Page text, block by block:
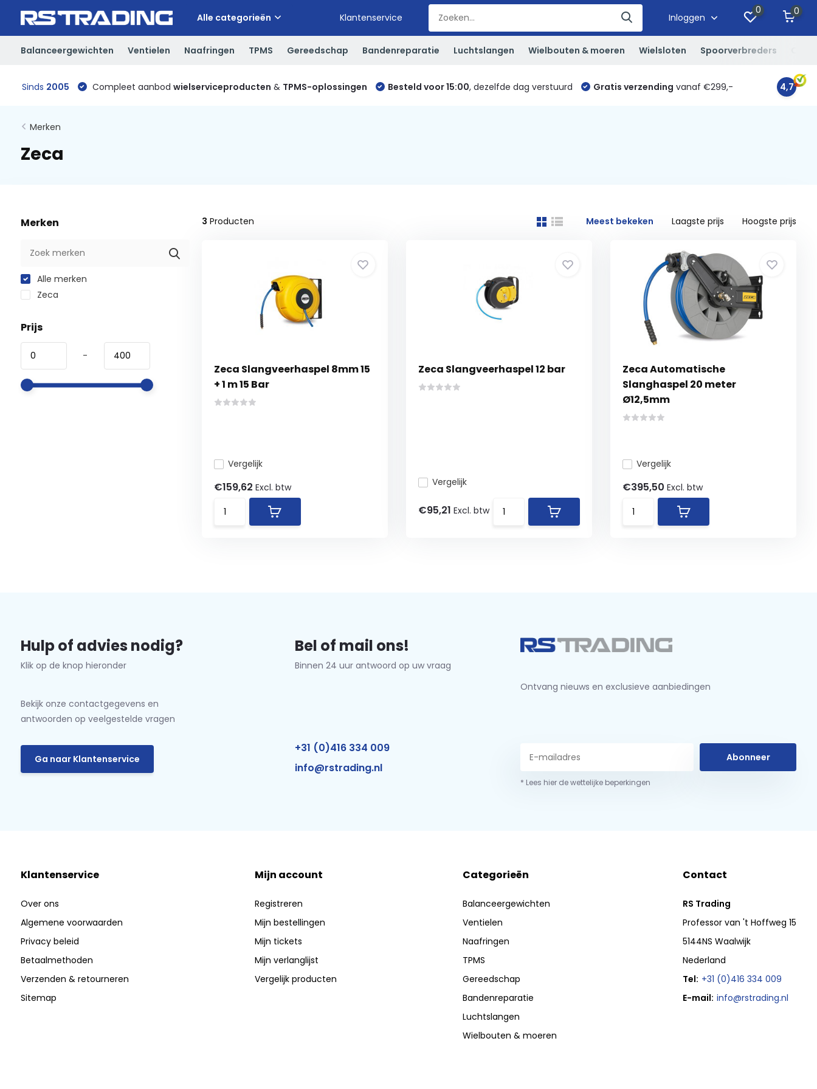
Alle categorieën Klantenservice Inloggen
0 0
Balanceergewichten Ventielen Naafringen TPMS Gereedschap Bandenreparatie Luchtslangen Wielbouten & moeren Wielsloten Spoorverbreders
Sinds 2005 Compleet aanbod wielserviceproducten & TPMS-oplossingen Besteld voor 15:00, dezelfde dag verstuurd Gratis verzending vanaf €299,- 4,7
Merken
Zeca
Merken
Alle merken
Zeca
Prijs
-
3 Producten Meest bekeken Laagste prijs Hoogste prijs
Zeca Slangveerhaspel 8mm 15
+ 1 m 15 Bar
Vergelijk
€159,62 Excl. btw
Zeca Slangveerhaspel 12 bar
Vergelijk
€95,21 Excl. btw
Zeca Automatische
Slanghaspel 20 meter
Ø12,5mm
Vergelijk
€395,50Excl. btw
Hulp of advies nodig?
Klik op de knop hieronder
Bekijk onze contactgegevens en
antwoorden op veelgestelde vragen
Ga naar Klantenservice
Bel of mail ons!
Binnen 24 uur antwoord op uw vraag
+31 (0)416 334 009
info@rstrading.nl
Ontvang nieuws en exclusieve aanbiedingen
Abonneer
* Lees hier de wettelijke beperkingen
Klantenservice
Over ons
Algemene voorwaarden
Privacy beleid
Betaalmethoden
Verzenden & retourneren
Sitemap
Mijn account
Registreren
Mijn bestellingen
Mijn tickets
Mijn verlanglijst
Vergelijk producten
Categorieën
Balanceergewichten
Ventielen
Naafringen
TPMS
Gereedschap
Bandenreparatie
Luchtslangen
Wielbouten & moeren
Contact
RS Trading
Professor van 't Hoffweg 15
5144NS Waalwijk
Nederland
Tel: +31 (0)416 334 009
E-mail: info@rstrading.nl